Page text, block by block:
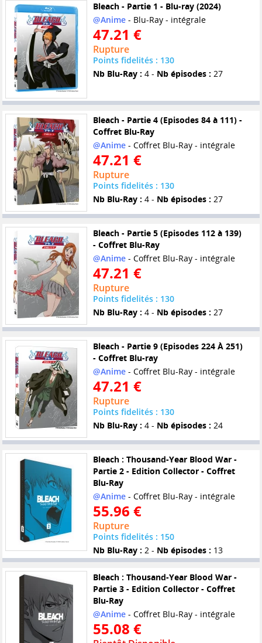
Bleach - Partie 1 - Blu-ray (2024)
@Anime- Blu-Ray - intégrale
47.21 €
Rupture
Points fidelités : 130
Nb Blu-Ray : 4 - Nb épisodes : 27
Bleach - Partie 4 (Episodes 84 à 111) -
Coffret Blu-Ray
@Anime- Coffret Blu-Ray - intégrale
47.21 €
Rupture
Points fidelités : 130
Nb Blu-Ray : 4 - Nb épisodes : 27
Bleach - Partie 5 (Episodes 112 à 139)
- Coffret Blu-Ray
@Anime- Coffret Blu-Ray - intégrale
47.21 €
Rupture
Points fidelités : 130
Nb Blu-Ray : 4 - Nb épisodes : 27
Bleach - Partie 9 (Episodes 224 À 251)
- Coffret Blu-ray
@Anime- Coffret Blu-Ray - intégrale
47.21 €
Rupture
Points fidelités : 130
Nb Blu-Ray : 4 - Nb épisodes : 24
Bleach : Thousand-Year Blood War -
Partie 2 - Edition Collector - Coffret
Blu-Ray
@Anime- Coffret Blu-Ray - intégrale
55.96 €
Rupture
Points fidelités : 150
Nb Blu-Ray : 2 - Nb épisodes : 13
Bleach : Thousand-Year Blood War -
Partie 3 - Edition Collector - Coffret
Blu-Ray
@Anime- Coffret Blu-Ray - intégrale
55.08 €